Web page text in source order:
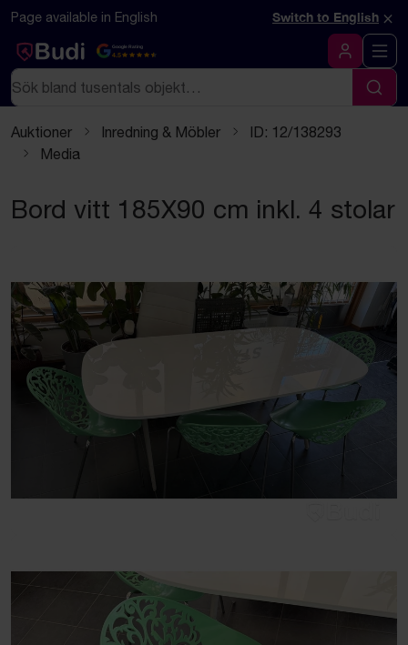
Hoppa till innehåll
Page available in English Switch to English ×
Google Rating
4.5
Logga in
Sök
Sök
Auktioner Inredning & Möbler
ID: 12/138293
Media
Bord vitt 185X90 cm inkl. 4 stolar